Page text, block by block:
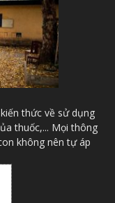
thức về sử dụng
thuốc,... Mọi thông
không nên tự áp